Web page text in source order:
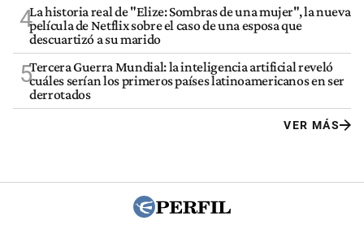
4La historia real de "Elize: Sombras de una mujer", la nueva
película de Netflix sobre el caso de una esposa que
descuartizó a su marido
5Tercera Guerra Mundial: la inteligencia artificial reveló
cuáles serían los primeros países latinoamericanos en ser
derrotados
VER MÁS